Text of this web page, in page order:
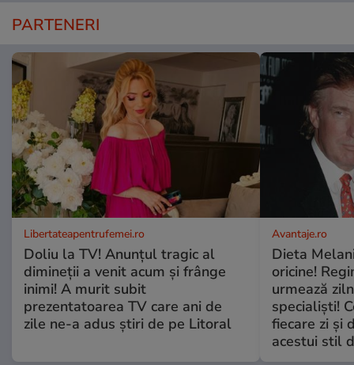
PARTENERI
Libertateapentrufemei.ro
Doliu la TV! Anunțul tragic al
dimineții a venit acum și frânge
inimi! A murit subit
prezentatoarea TV care ani de
zile ne-a adus știri de pe Litoral
Avantaje.ro
Dieta
oricine!
urmează
specialiști!
fiecare zi și
acestui stil